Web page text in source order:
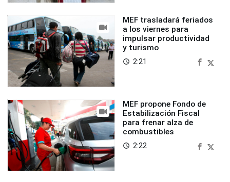
MEF trasladará feriados
a los viernes para
impulsar productividad
y turismo
access_time 2:21
MEF propone Fondo de
Estabilización Fiscal
para frenar alza de
combustibles
access_time 2:22